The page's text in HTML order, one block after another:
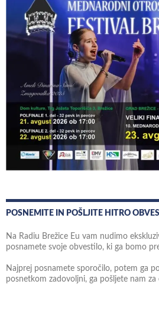
POSNEMITE IN POŠLJITE HITRO
Na Radiu Brežice Eu vam nudimo
posnamete svoje obvestilo, ki ga bomo
Najprej posnamete sporočilo, potem ga
posnetkom zadovoljni, ga pošljete nam za